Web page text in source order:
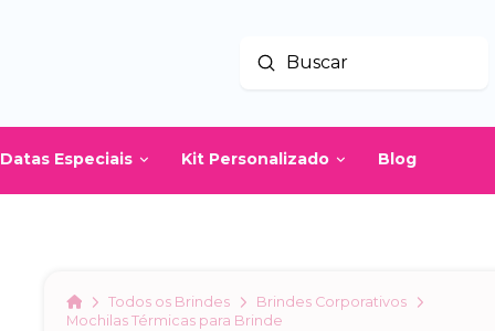
Buscar
Enviar
Datas Especiais Kit Personalizado Blog
HomeTodos os Brindes
Brindes Corporativos
Mochilas Térmicas para Brinde